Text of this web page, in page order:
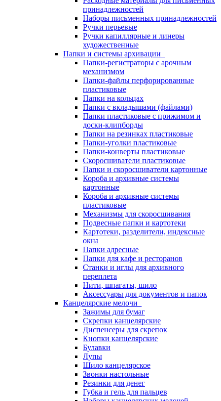
принадлежностей
Наборы письменных принадлежностей
Ручки перьевые
Ручки капиллярные и линеры
художественные
Папки и системы архивации
Папки-регистраторы с арочным
механизмом
Папки-файлы перфорированные
пластиковые
Папки на кольцах
Папки с вкладышами (файлами)
Папки пластиковые с прижимом и
доски-клипборды
Папки на резинках пластиковые
Папки-уголки пластиковые
Папки-конверты пластиковые
Скоросшиватели пластиковые
Папки и скоросшиватели картонные
Короба и архивные системы
картонные
Короба и архивные системы
пластиковые
Механизмы для скоросшивания
Подвесные папки и картотеки
Картотеки, разделители, индексные
окна
Папки адресные
Папки для кафе и ресторанов
Станки и иглы для архивного
переплета
Нити, шпагаты, шило
Аксессуары для документов и папок
Канцелярские мелочи
Зажимы для бумаг
Скрепки канцелярские
Диспенсеры для скрепок
Кнопки канцелярские
Булавки
Лупы
Шило канцелярское
Звонки настольные
Резинки для денег
Губка и гель для пальцев